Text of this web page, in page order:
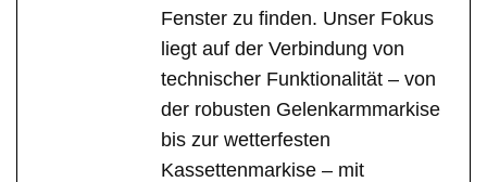
Fenster zu finden. Unser Fokus
liegt auf der Verbindung von
technischer Funktionalität – von
der robusten Gelenkarmmarkise
bis zur wetterfesten
Kassettenmarkise – mit